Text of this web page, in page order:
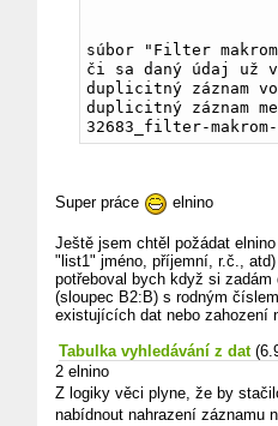
súbor "Filter
či sa daný údaj už v
duplicitný záznam
duplicitný záznam
32683_filter-
Super práce elnino
Ještě jsem chtěl požádat
"list1" jméno, příjemní, r.č.,
potřeboval bych když si
(sloupec B2:B) s rodným
existujících dat nebo zahození
Tabulka vyhledávání z dat
2 elnino
Z logiky věci plyne, že by
nabídnout nahrazení záznamu